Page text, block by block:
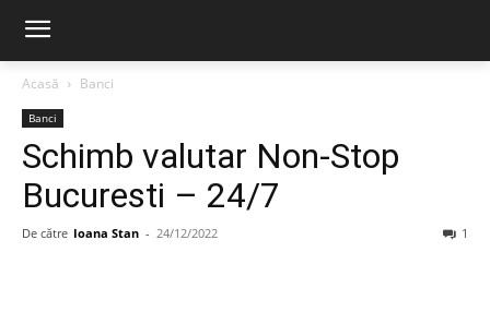
Acasă Banci
Banci
Schimb valutar Non-Stop
Bucuresti – 24/7
De către Ioana Stan - 24/12/2022 1